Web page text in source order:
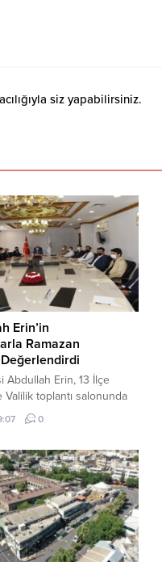
siz yapabilirsiniz.
Erin’in
Ramazan
Abdullah Erin, 13 İlçe
Valilik toplantı salonunda
0